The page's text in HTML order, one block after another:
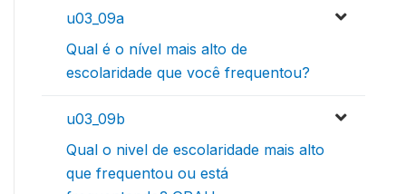
u03_09a
Qual é o nível mais alto de
escolaridade que você frequentou?
u03_09b
Qual o nivel de escolaridade mais alto
que frequentou ou está